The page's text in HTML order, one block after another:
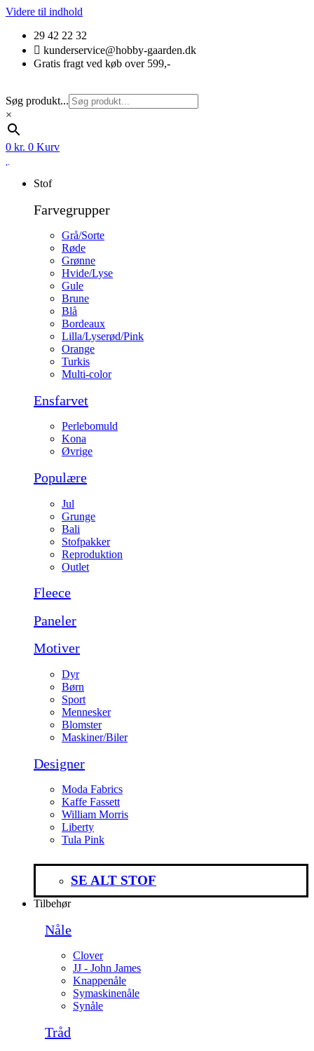
Videre til indhold
29 42 22 32
kunderservice@hobby-gaarden.dk
Gratis fragt ved køb over 599,-
Søg produkt...
×
0 kr. 0 Kurv
Stof
Farvegrupper
Grå/Sorte
Røde
Grønne
Hvide/Lyse
Gule
Brune
Blå
Bordeaux
Lilla/Lyserød/Pink
Orange
Turkis
Multi-color
Ensfarvet
Perlebomuld
Kona
Øvrige
Populære
Jul
Grunge
Bali
Stofpakker
Reproduktion
Outlet
Fleece
Paneler
Motiver
Dyr
Børn
Sport
Mennesker
Blomster
Maskiner/Biler
Designer
Moda Fabrics
Kaffe Fassett
William Morris
Liberty
Tula Pink
SE ALT STOF
Tilbehør
Nåle
Clover
JJ - John James
Knappenåle
Symaskinenåle
Synåle
Tråd